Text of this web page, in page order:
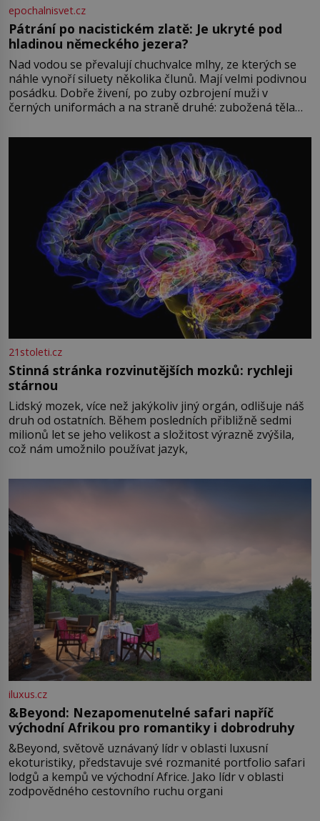
epochalnisvet.cz
Pátrání po nacistickém zlatě: Je ukryté pod
hladinou německého jezera?
Nad vodou se převalují chuchvalce mlhy, ze kterých se
náhle vynoří siluety několika člunů. Mají velmi podivnou
posádku. Dobře živení, po zuby ozbrojení muži v
černých uniformách a na straně druhé: zubožená těla
přízračná scéna znamená? Je jaro roku 1945, druhá
světová válka se chýlí ke konci. Jezero Stolpsee
21stoleti.cz
Stinná stránka rozvinutějších mozků: rychleji
stárnou
Lidský mozek, více než jakýkoliv jiný orgán, odlišuje náš
druh od ostatních. Během posledních přibližně sedmi
milionů let se jeho velikost a složitost výrazně zvýšila,
což nám umožnilo používat jazyk,
iluxus.cz
&Beyond: Nezapomenutelné safari napříč
východní Afrikou pro romantiky i dobrodruhy
&Beyond, světově uznávaný lídr v oblasti luxusní
ekoturistiky, představuje své rozmanité portfolio safari
lodgů a kempů ve východní Africe. Jako lídr v oblasti
zodpovědného cestovního ruchu organi